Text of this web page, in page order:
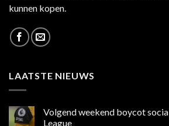
kunnen kopen.
LAATSTE NIEUWS
Volgend weekend boycot
League